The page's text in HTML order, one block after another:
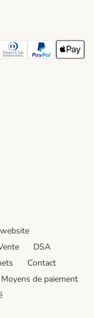
Method
express Payment
Diners club Payment
Paypal Payment
Apple
DSA
Contact
Moyens de paiement